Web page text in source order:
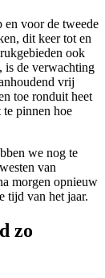
en voor de tweede
dit keer tot en
ook
is de verwachting
vrij
toe ronduit heet
pinnen hoe
we nog te
van
morgen opnieuw
tijd van het jaar.
zo